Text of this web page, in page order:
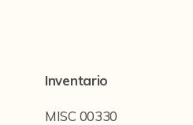
Cataloghi storici
Inventario
MISC 00330